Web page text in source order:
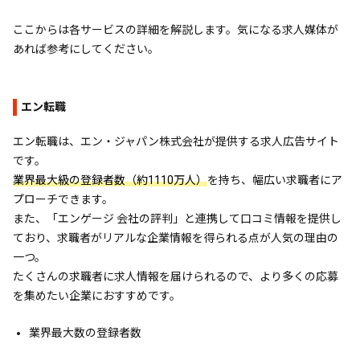
ここからは各サービスの詳細を解説します。気になる求人媒体が
あれば参考にしてください。
エン転職
エン転職は、エン・ジャパン株式会社が提供する求人広告サイト
です。
業界最大級の登録者数（約1110万人）を持ち、幅広い求職者にア
プローチできます。
また、「エンゲージ 会社の評判」と連携して口コミ情報を提供し
ており、求職者がリアルな企業情報を得られる点が人気の理由の
一つ。
たくさんの求職者に求人情報を届けられるので、より多くの応募
を集めたい企業におすすめです。
業界最大数の登録者数